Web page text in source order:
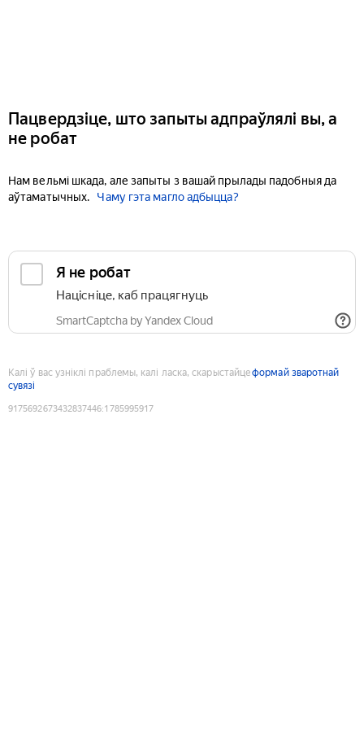
Пацвердзіце, што запыты адпраўлялі вы, а
не робат
Нам вельмі шкада, але запыты з вашай прылады падобныя да
аўтаматычных.
Чаму гэта магло адбыцца?
Я не робат
Націсніце, каб працягнуць
SmartCaptcha by Yandex Cloud
Калі ў вас узніклі праблемы, калі ласка, скарыстайцеформай зваротнай
сувязі
9175692673432837446:1785995917